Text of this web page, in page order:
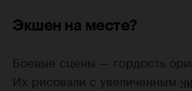
Экшен на месте?
Боевые сцены — гордость
Их рисовали с увеличенным